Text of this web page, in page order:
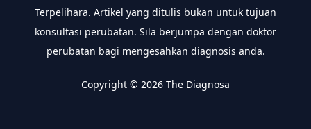
Terpelihara. Artikel yang ditulis bukan untuk tujuan
konsultasi perubatan. Sila berjumpa dengan doktor
perubatan bagi mengesahkan diagnosis anda.
Copyright © 2026 The Diagnosa